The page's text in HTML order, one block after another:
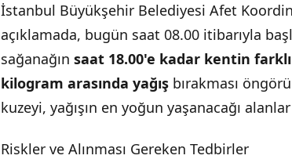
İstanbul Büyükşehir Belediyesi Afet
açıklamada, bugün saat 08.00 itibarıyla
sağanağın saat 18.00'e kadar kentin
kilogram arasında yağış bırakması
kuzeyi, yağışın en yoğun yaşanacağı
Riskler ve Alınması Gereken Tedbirler